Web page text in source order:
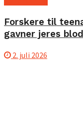
Forskere til
gavner jeres
2. juli 2026